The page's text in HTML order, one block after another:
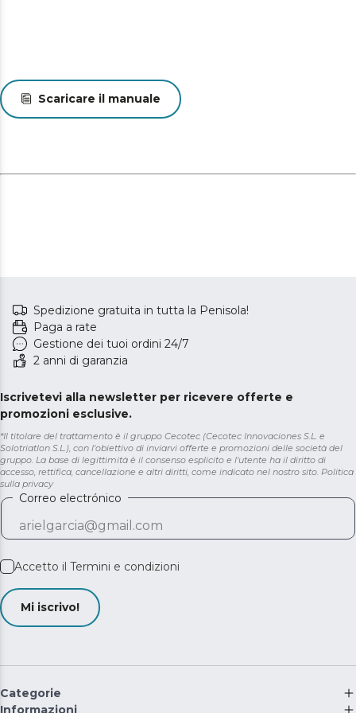
Scaricare il manuale
Spedizione gratuita in tutta la Penisola!
Paga a rate
Gestione dei tuoi ordini 24/7
2 anni di garanzia
Iscrivetevi alla newsletter per ricevere offerte e
promozioni esclusive.
*Il titolare del trattamento è il gruppo Cecotec (Cecotec Innovaciones S.L. e
Solotriatlon S.L.), con l'obiettivo di inviarvi offerte e promozioni delle società del
gruppo. La base di legittimità è il consenso esplicito e l'utente ha il diritto di
accesso, rettifica, cancellazione e altri diritti, come indicato nel nostro sito. Politica
sulla privacy
Correo electrónico
Accetto il Termini e condizioni
Mi iscrivo!
Categorie
Informazioni